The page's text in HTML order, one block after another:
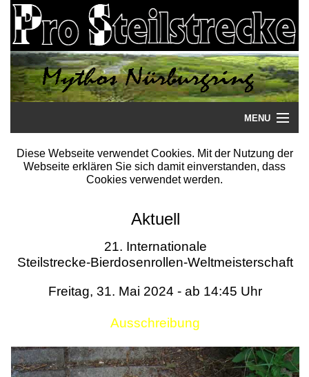
MENU
Startseite
Literatur
Termine
Diese Webseite verwendet Cookies. Mit der Nutzung der
Webseite erklären Sie sich damit einverstanden, dass
Cookies verwendet werden.
Aktuell
21. Internationale
Steilstrecke-Bierdosenrollen-Weltmeisterschaft
Freitag, 31. Mai 2024 - ab 14:45 Uhr
Ausschreibung